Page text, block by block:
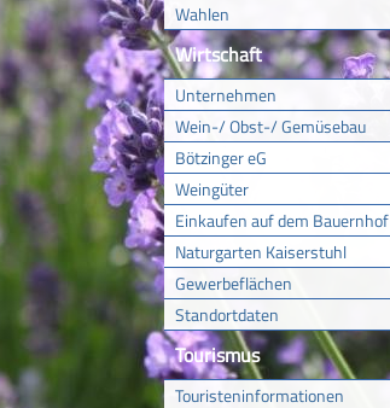
Wahlen
Wirtschaft
Unternehmen
Wein-/ Obst-/ Gemüsebau
Bötzinger eG
Weingüter
Einkaufen auf dem Bauernhof
Naturgarten Kaiserstuhl
Gewerbeflächen
Standortdaten
Tourismus
Touristeninformationen